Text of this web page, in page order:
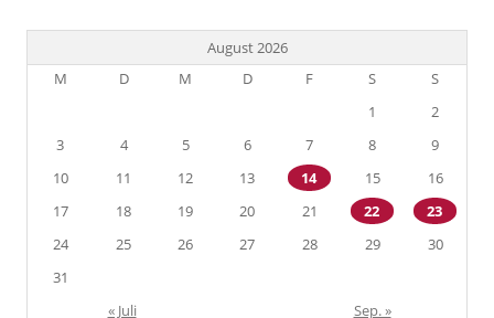
August 2026
M
D M D F S
S
1
2
3
4 5 6 7 8
9
10
11 12 13 14 15
16
17
18 19 20 21 22
23
24
25 26 27 28 29
30
31
« Juli
Sep. »